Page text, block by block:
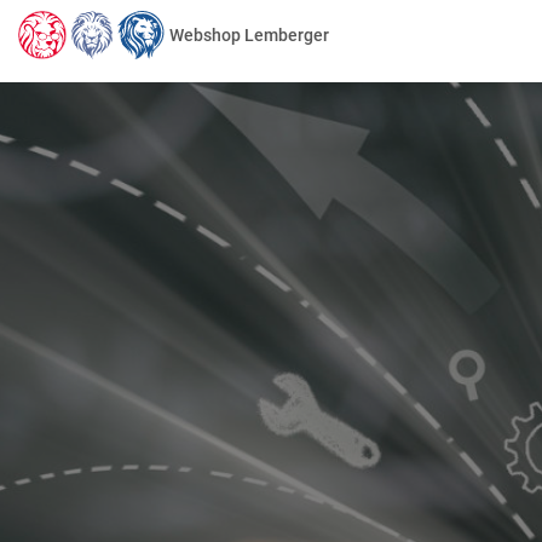
Webshop Lemberger